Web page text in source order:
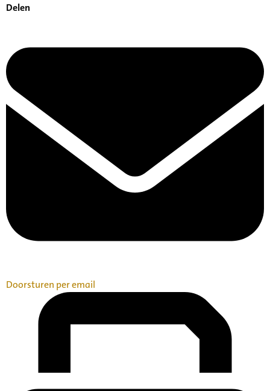
Delen
Doorsturen per email